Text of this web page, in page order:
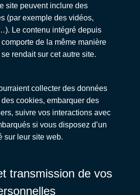
site peuvent inclure des
(par exemple des vidéos,
Le contenu intégré depuis
comporte de la même manière
rendait sur cet autre site.
collecter des données
cookies, embarquer des
suivre vos interactions avec
si vous disposez d’un
sur leur site web.
transmission de vos